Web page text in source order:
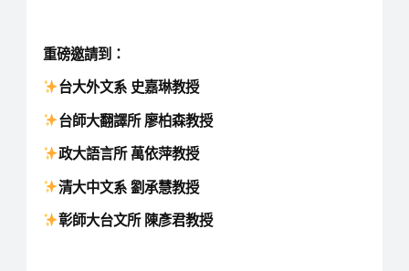
重磅邀請到：
台大外文系 史嘉琳教授
台師大翻譯所 廖柏森教授
政大語言所 萬依萍教授
清大中文系 劉承慧教授
彰師大台文所 陳彥君教授